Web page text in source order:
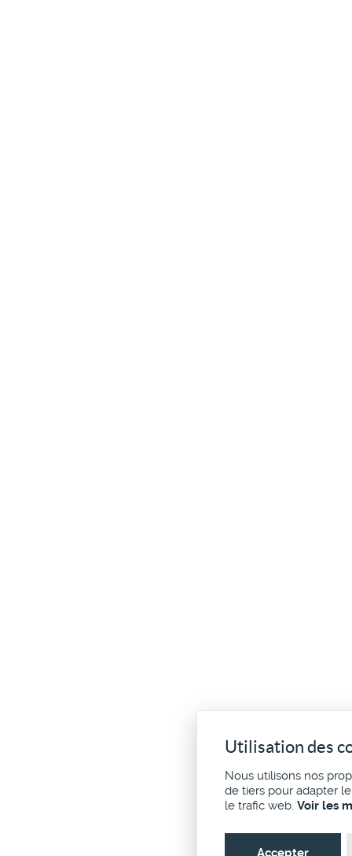
Utilisation des
Nous utilisons nos
de tiers pour adapter
le trafic web. Voir les
Accepter